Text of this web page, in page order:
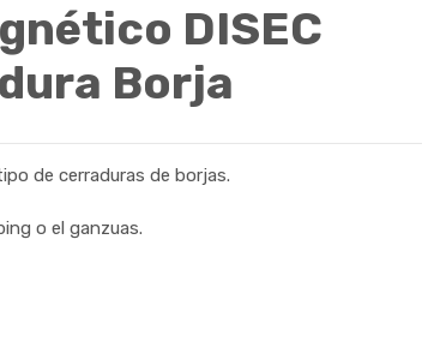
DISEC
Borja
de cerraduras de borjas.
o el ganzuas.